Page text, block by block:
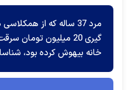
مرد 37 ساله که از
خانه بیهوش کرده بود،